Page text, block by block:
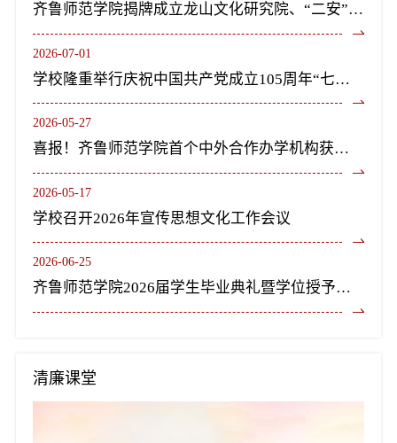
齐鲁师范学院揭牌成立龙山文化研究院、“二安”文化研究院
2026-07-01
学校隆重举行庆祝中国共产党成立105周年“七一”表彰大会暨《长歌尽美》艺术党课
2026-05-27
喜报！齐鲁师范学院首个中外合作办学机构获教育部正式批复设立
2026-05-17
学校召开2026年宣传思想文化工作会议
2026-06-25
齐鲁师范学院2026届学生毕业典礼暨学位授予仪式隆重举行
清廉课堂